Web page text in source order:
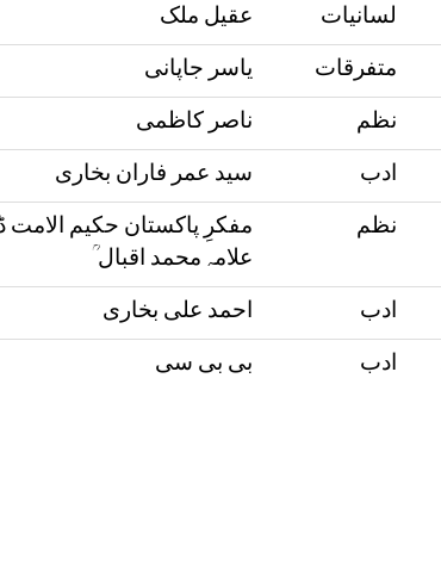
لسانیات
عقیل ملک
متفرقات
یاسر جاپانی
نظم
ناصر کاظمی
ادب
سید عمر فاران بخاری
نظم
مفکرِ پاکستان حکیم الامت
علامہ محمد اقبال ؒ
ادب
احمد علی بخاری
ادب بی بی سی